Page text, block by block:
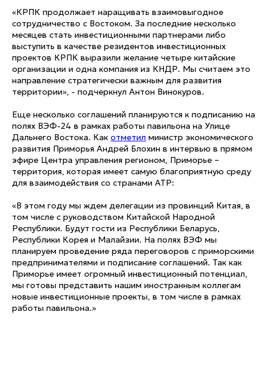
«КРПК продолжает наращивать взаимовыгодное
сотрудничество с Востоком. За последние несколько
месяцев стать инвестиционными партнерами либо
выступить в качестве резидентов инвестиционных
проектов КРПК выразили желание четыре китайские
организации и одна компания из КНДР. Мы считаем это
направление стратегически важным для развития
территории», - подчеркнул Антон Винокуров.
Еще несколько соглашений планируются к подписанию на
полях ВЭФ-24 в рамках работы павильона на Улице
Дальнего Востока. Как отметил министр экономического
развития Приморья Андрей Блохин в интервью в прямом
эфире Центра управления регионом, Приморье –
территория, которая имеет самую благоприятную среду
для взаимодействия со странами АТР:
«В этом году мы ждем делегации из провинций Китая, в
том числе с руководством Китайской Народной
Республики. Будут гости из Республики Беларусь,
Республики Корея и Малайзии. На полях ВЭФ мы
планируем проведение ряда переговоров с приморскими
предпринимателями и подписание соглашений. Так как
Приморье имеет огромный инвестиционный потенциал,
мы готовы представить нашим иностранным коллегам
новые инвестиционные проекты, в том числе в рамках
работы павильона.»